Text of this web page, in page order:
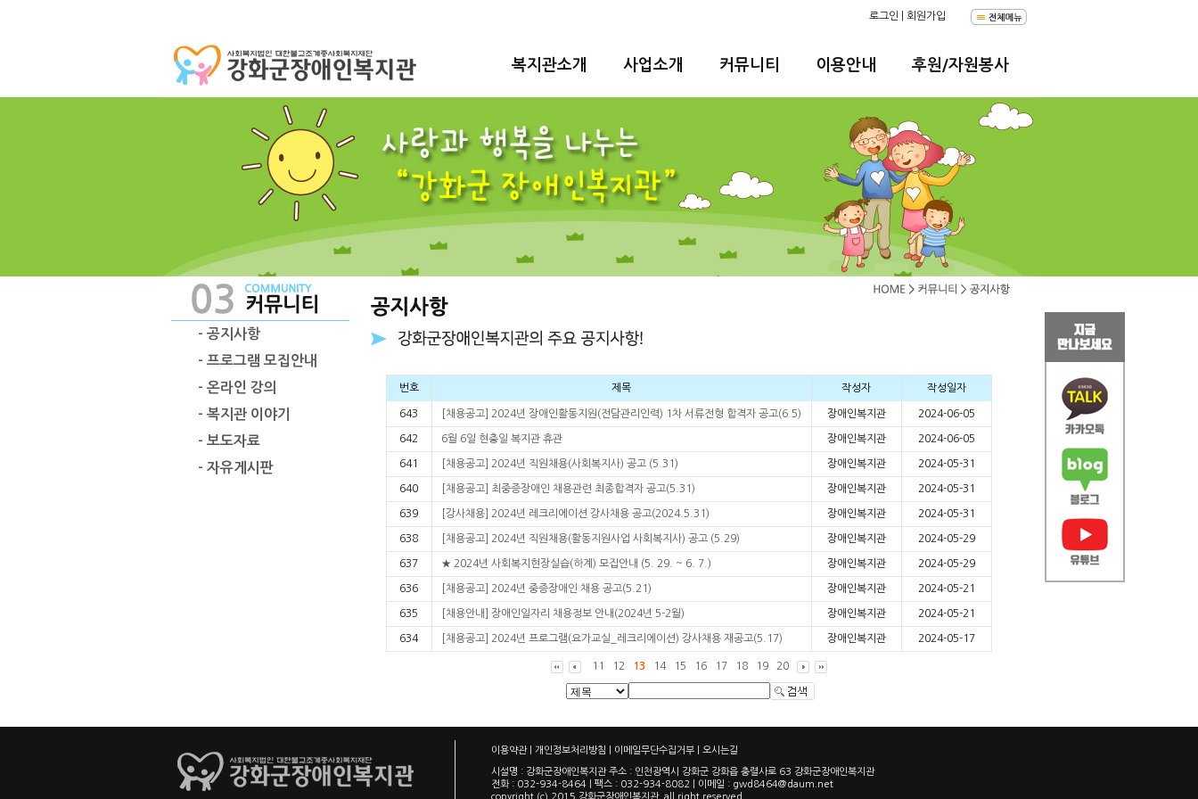
로그인 회원가입
복지관소개 사업소개 커뮤니티 이용안내 후원/자원봉사
- 공지사항
- 프로그램 모집안내
- 온라인 강의
- 복지관 이야기
- 보도자료
- 자유게시판
번호 제목 작성자 작성일자
643 [채용공고] 2024년 장애인활동지원(전담관리인력) 1차 서류전형 합격자 공고(6.5) 장애인복지관 2024-06-05
642 6월 6일 현충일 복지관 휴관 장애인복지관 2024-06-05
641 [채용공고] 2024년 직원채용(사회복지사) 공고 (5.31) 장애인복지관 2024-05-31
640 [채용공고] 최중증장애인 채용관련 최종합격자 공고(5.31) 장애인복지관 2024-05-31
639 [강사채용] 2024년 레크리에이션 강사채용 공고(2024.5.31) 장애인복지관 2024-05-31
638 [채용공고] 2024년 직원채용(활동지원사업 사회복지사) 공고 (5.29) 장애인복지관 2024-05-29
637 ★ 2024년 사회복지현장실습(하계) 모집안내 (5. 29. ~ 6. 7.) 장애인복지관 2024-05-29
636 [채용공고] 2024년 중증장애인 채용 공고(5.21) 장애인복지관 2024-05-21
635 [채용안내] 장애인일자리 채용정보 안내(2024년 5-2월) 장애인복지관 2024-05-21
634 [채용공고] 2024년 프로그램(요가교실_레크리에이션) 강사채용 재공고(5.17) 장애인복지관 2024-05-17
11 12 13 14 15 16 17 18 19 20
이용약관| 개인정보처리방침 이메일무단수집거부 오시는길
시설명 : 강화군장애인복지관 주소 : 인천광역시 강화군 강화읍 충렬사로 63 강화군장애인복지관
전화 : 032-934-8464 | 팩스 : 032-934-8082 | 이메일 : gwd8464@daum.net
copyright (c) 2015 강화군장애인복지관, all right reserved.